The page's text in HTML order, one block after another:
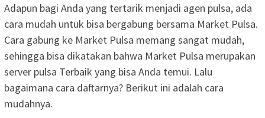
Adapun bagi Anda yang tertarik menjadi agen pulsa, ada
cara mudah untuk bisa bergabung bersama Market Pulsa.
Cara gabung ke Market Pulsa memang sangat mudah,
sehingga bisa dikatakan bahwa Market Pulsa merupakan
server pulsa Terbaik yang bisa Anda temui. Lalu
bagaimana cara daftarnya? Berikut ini adalah cara
mudahnya.